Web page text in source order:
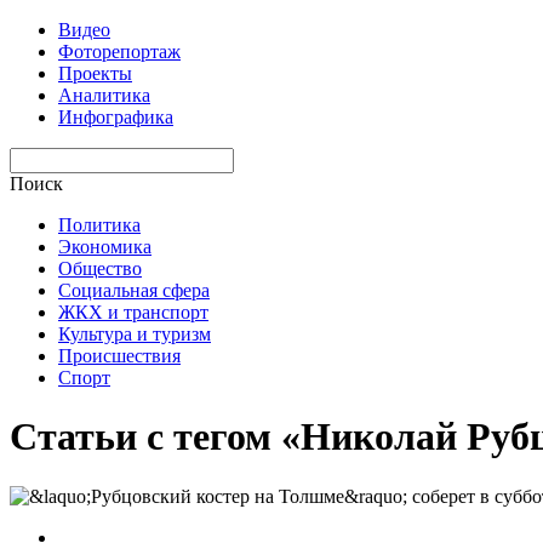
Видео
Фоторепортаж
Проекты
Аналитика
Инфографика
Поиск
Политика
Экономика
Общество
Социальная сфера
ЖКХ и транспорт
Культура и туризм
Происшествия
Спорт
Статьи с тегом «Николай